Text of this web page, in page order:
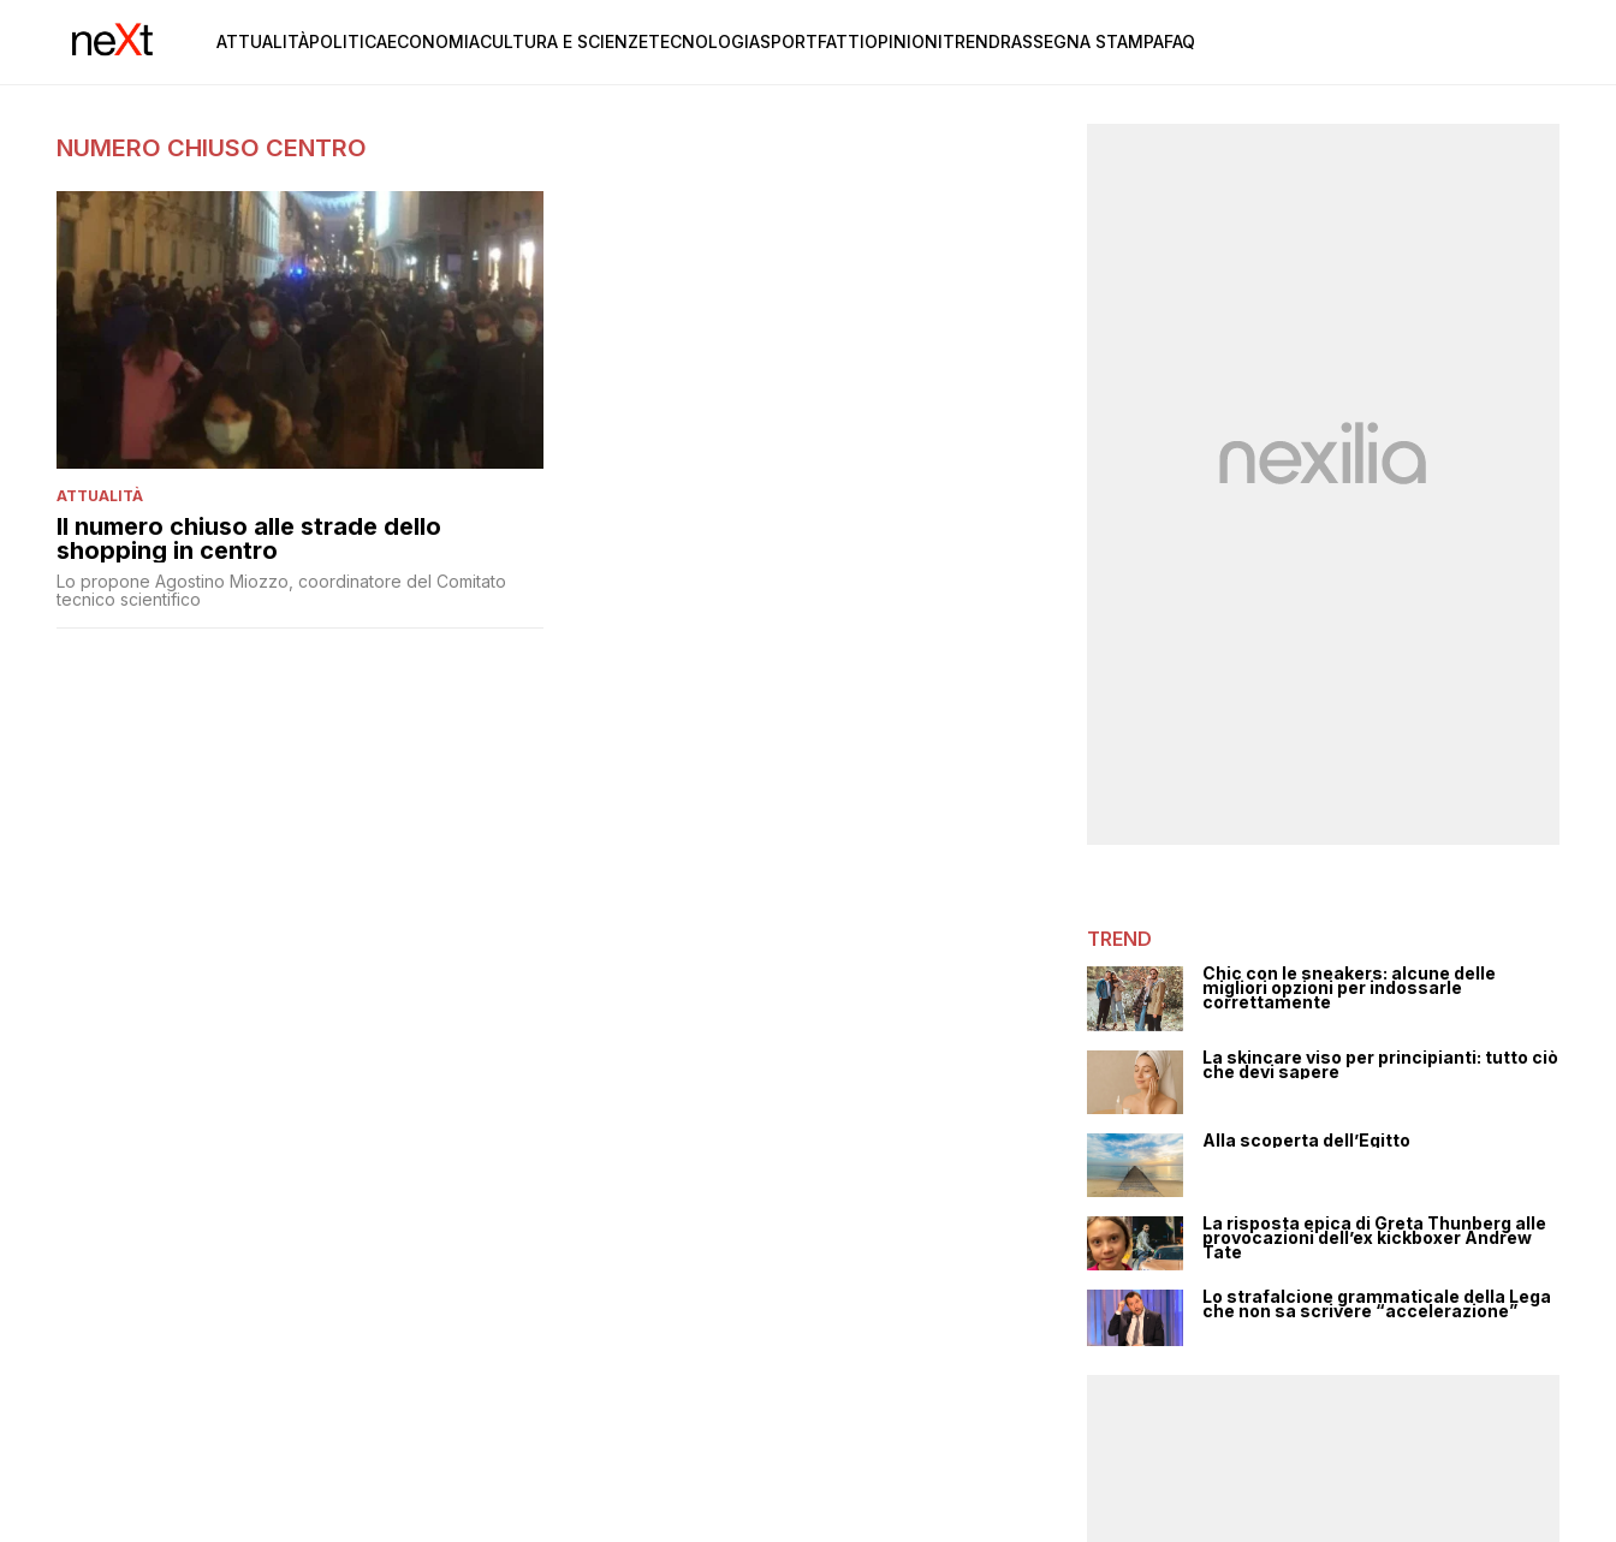
ATTUALITÀPOLITICAECONOMIACULTURA E SCIENZETECNOLOGIASPORTFATTIOPINIONITRENDRASSEGNA STAMPAFAQ
NUMERO CHIUSO CENTRO
ATTUALITÀ
Il numero chiuso alle strade dello
shopping in centro
Lo propone Agostino Miozzo, coordinatore del Comitato
tecnico scientifico
TREND
Chic con le sneakers: alcune delle
migliori opzioni per indossarle
correttamente
La skincare viso per principianti: tutto ciò
che devi sapere
Alla scoperta dell’Egitto
La risposta epica di Greta Thunberg alle
provocazioni dell’ex kickboxer Andrew
Tate
Lo strafalcione grammaticale della Lega
che non sa scrivere “accelerazione”